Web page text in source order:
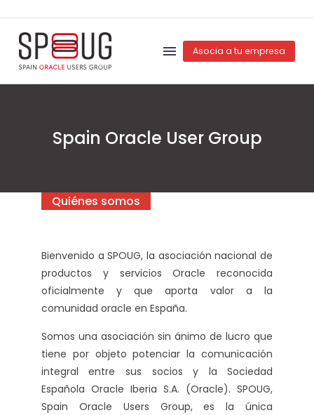
Asocia a tu empresa
Spain Oracle User Group
Quiénes somos
Bienvenido a SPOUG, la asociación nacional de
productos y servicios Oracle reconocida
oficialmente y que aporta valor a la
comunidad oracle en España.
Somos una asociación sin ánimo de lucro que
tiene por objeto potenciar la comunicación
integral entre sus socios y la Sociedad
Española Oracle Iberia S.A. (Oracle). SPOUG,
Spain Oracle Users Group, es la única